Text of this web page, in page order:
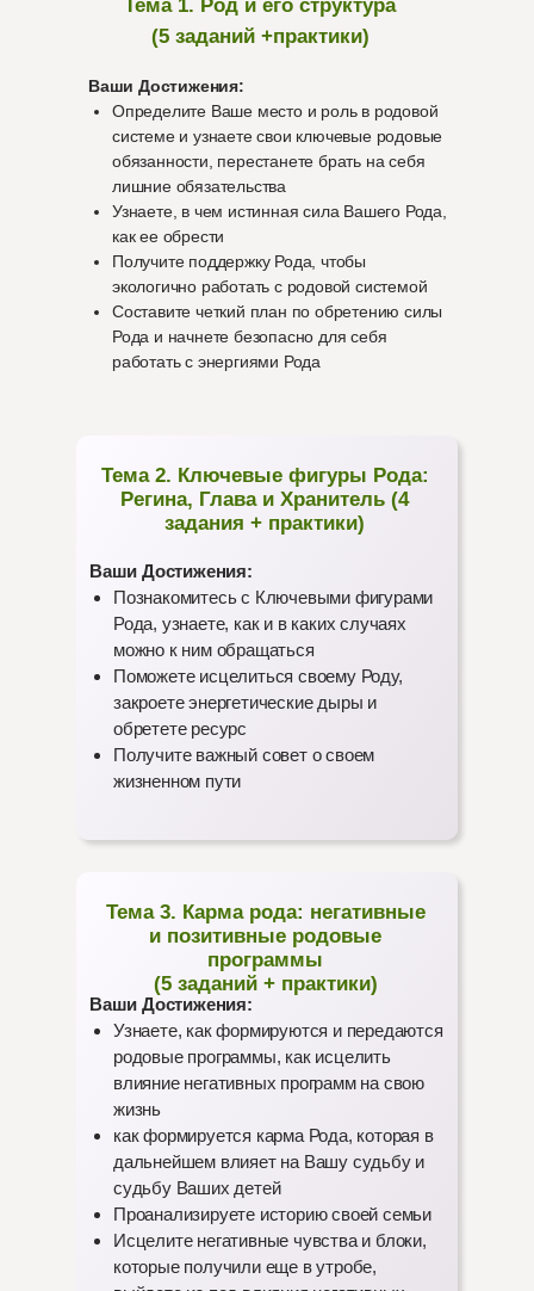
Тема 1. Род и его структура
(5 заданий +практики)
Тема 2. Ключевые фигуры Рода:
Регина, Глава и Хранитель (4
задания + практики)
Тема 3. Карма рода: негативные
и позитивные родовые
программы
(5 заданий + практики)
Ваши Достижения:
Определите Ваше место и роль в родовой
системе и узнаете свои ключевые родовые
обязанности, перестанете брать на себя
лишние обязательства
Узнаете, в чем истинная сила Вашего Рода,
как ее обрести
Получите поддержку Рода, чтобы
экологично работать с родовой системой
Составите четкий план по обретению силы
Рода и начнете безопасно для себя
работать с энергиями Рода
Ваши Достижения:
Познакомитесь с Ключевыми фигурами
Рода, узнаете, как и в каких случаях
можно к ним обращаться
Поможете исцелиться своему Роду,
закроете энергетические дыры и
обретете ресурс
Получите важный совет о своем
жизненном пути
Ваши Достижения:
Узнаете, как формируются и передаются
родовые программы, как исцелить
влияние негативных программ на свою
жизнь
как формируется карма Рода, которая в
дальнейшем влияет на Вашу судьбу и
судьбу Ваших детей
Проанализируете историю своей семьи
Исцелите негативные чувства и блоки,
которые получили еще в утробе,